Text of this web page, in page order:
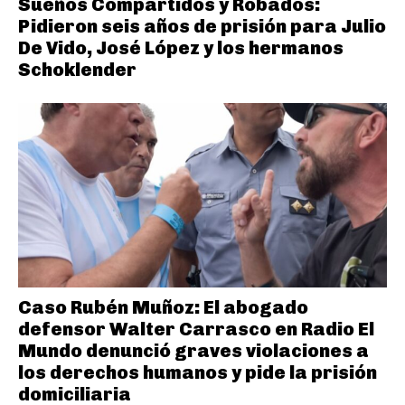
Sueños Compartidos y Robados:
Pidieron seis años de prisión para Julio
De Vido, José López y los hermanos
Schoklender
Caso Rubén Muñoz: El abogado
defensor Walter Carrasco en Radio El
Mundo denunció graves violaciones a
los derechos humanos y pide la prisión
domiciliaria